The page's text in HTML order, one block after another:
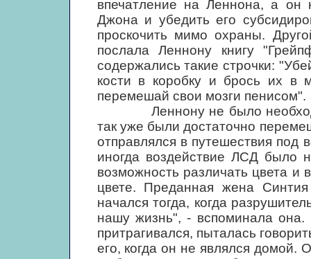
впечатление на Леннона, а он
Джона и убедить его
проскочить мимо охраны.
послала Леннону книгу
содержались такие строчки:
кости в коробку и брось их в
перемешай свои мозги пенисом".
Леннону не было
так уже были достаточно
отправлялся в путешествия под
иногда воздействие ЛСД было
возможность различать цвета и
цвете. Преданная жена
начался тогда, когда
нашу жизнь", - вспоминала она.
притрагивался, пыталась
его, когда он не являлся